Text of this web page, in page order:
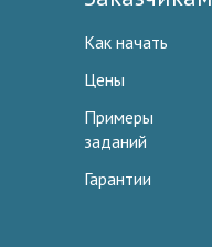
Как начать
Цены
Примеры
заданий
Гарантии